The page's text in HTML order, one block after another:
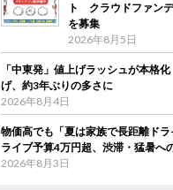
ト クラウドファン
を募集
2026年8月5日
「中東発」値上げラッシュが本格
げ、約3年ぶりの多さに
2026年8月4日
物価高でも「夏は家族で長距離ド
ライブ予算4万円超、渋滞・猛暑へ
2026年8月3日